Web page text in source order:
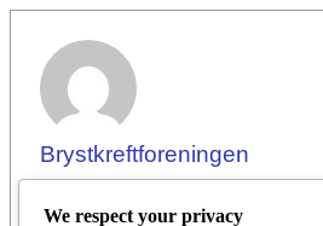
Brystkreftforeningen
We respect your privacy